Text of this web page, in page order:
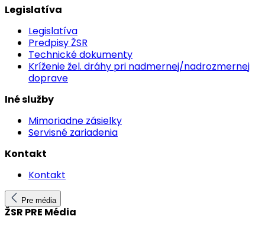
Legislatíva
Legislatíva
Predpisy ŽSR
Technické dokumenty
Kríženie žel. dráhy pri nadmernej/nadrozmernej
doprave
Iné služby
Mimoriadne zásielky
Servisné zariadenia
Kontakt
Kontakt
Pre média
ŽSR PRE Média